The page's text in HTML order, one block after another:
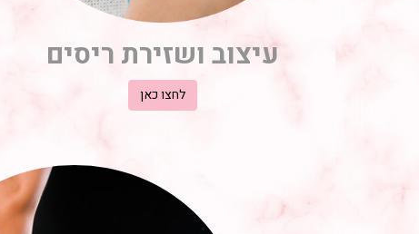
עיצוב ושזירת ריסים
לחצו כאן